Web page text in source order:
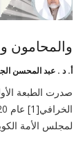
والمحامون
أ. د . عبد المحسن
صدرت الطبعة
لمجلس الأمة